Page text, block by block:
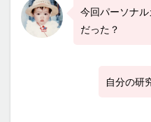
今回パーソナ
だった？
自分の研